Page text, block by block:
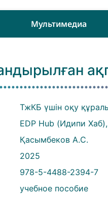
Мультимедиа
ТжКБ үшін оқу
EDP Hub (Идипи
Қасымбеков А.С.
2025
978-5-4488-2394-7
учебное пособие